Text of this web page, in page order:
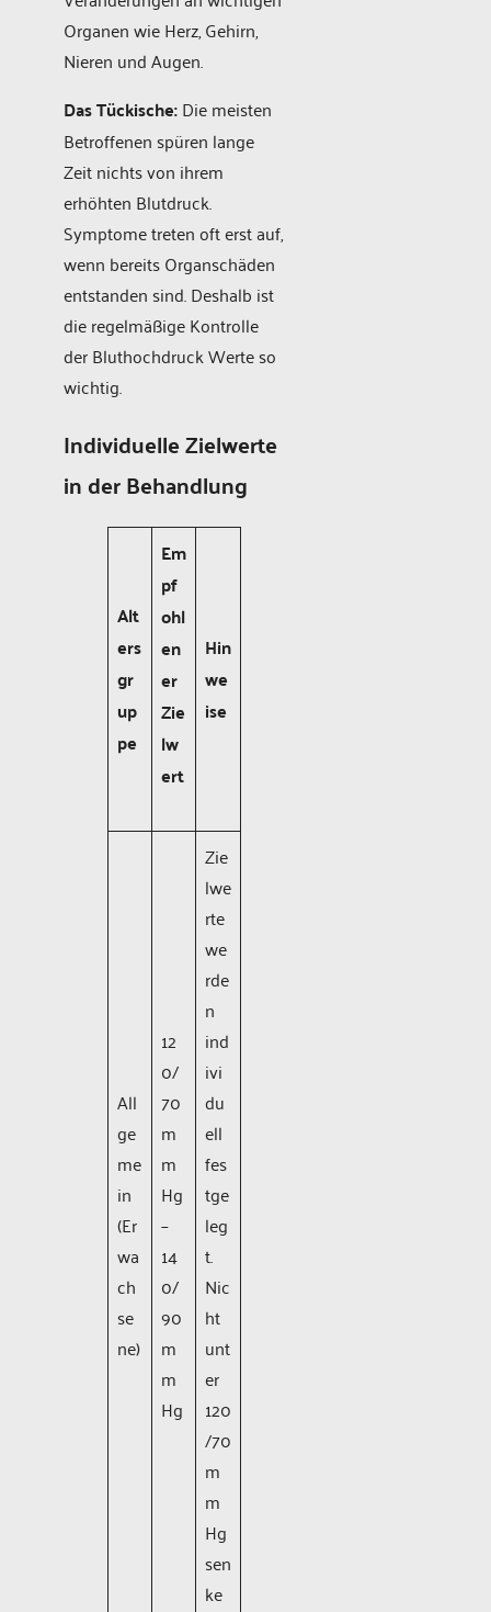
Organen wie Herz, Gehirn,
Nieren und Augen.
Das Tückische:Die meisten
Betroffenen spüren lange
Zeit nichts von ihrem
erhöhten Blutdruck.
Symptome treten oft erst auf,
wenn bereits Organschäden
entstanden sind. Deshalb ist
die regelmäßige Kontrolle
der Bluthochdruck Werte so
wichtig.
Individuelle Zielwerte
in der Behandlung
Alt
ers
gr
up
pe
Em
pf
ohl
en
er
Zie
lw
ert
Hin
we
ise
All
ge
me
in
(Er
wa
ch
se
ne)
12
0/
70
m
m
Hg
–
14
0/
90
m
m
Hg
Zie
lwe
rte
we
rde
n
ind
ivi
du
ell
fes
tge
leg
t.
Nic
ht
unt
er
120
/70
m
m
Hg
sen
ke